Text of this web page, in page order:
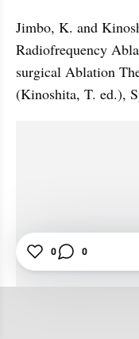
Jimbo, K. and
Radiofrequency
surgical Ablation
(Kinoshita, T. ed.),
0 0